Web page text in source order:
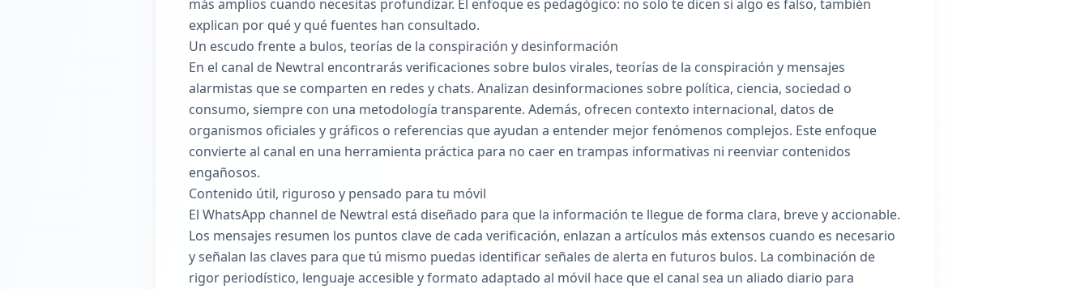
más amplios cuando necesitas profundizar. El enfoque es pedagógico: no solo te dicen si algo es falso, también
explican por qué y qué fuentes han consultado.
Un escudo frente a bulos, teorías de la conspiración y desinformación
En el canal de Newtral encontrarás verificaciones sobre bulos virales, teorías de la conspiración y mensajes
alarmistas que se comparten en redes y chats. Analizan desinformaciones sobre política, ciencia, sociedad o
consumo, siempre con una metodología transparente. Además, ofrecen contexto internacional, datos de
organismos oficiales y gráficos o referencias que ayudan a entender mejor fenómenos complejos. Este enfoque
convierte al canal en una herramienta práctica para no caer en trampas informativas ni reenviar contenidos
engañosos.
Contenido útil, riguroso y pensado para tu móvil
El WhatsApp channel de Newtral está diseñado para que la información te llegue de forma clara, breve y accionable.
Los mensajes resumen los puntos clave de cada verificación, enlazan a artículos más extensos cuando es necesario
y señalan las claves para que tú mismo puedas identificar señales de alerta en futuros bulos. La combinación de
rigor periodístico, lenguaje accesible y formato adaptado al móvil hace que el canal sea un aliado diario para